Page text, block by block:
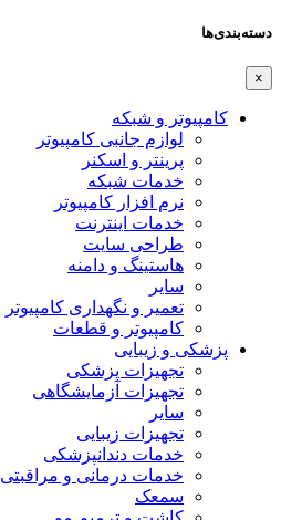
دسته‌بندی‌ها
×
کامپیوتر و شبکه
لوازم جانبی کامپیوتر
پرینتر و اسکنر
خدمات شبکه
نرم افزار کامپیوتر
خدمات اینترنت
طراحی سایت
هاستینگ و دامنه
سایر
تعمیر و نگهداری کامپیوتر
کامپیوتر و قطعات
پزشکی و زیبایی
تجهیزات پزشکی
تجهیزات آزمایشگاهی
سایر
تجهیزات زیبایی
خدمات دندانپزشکی
خدمات درمانی و مراقبتی
سمعک